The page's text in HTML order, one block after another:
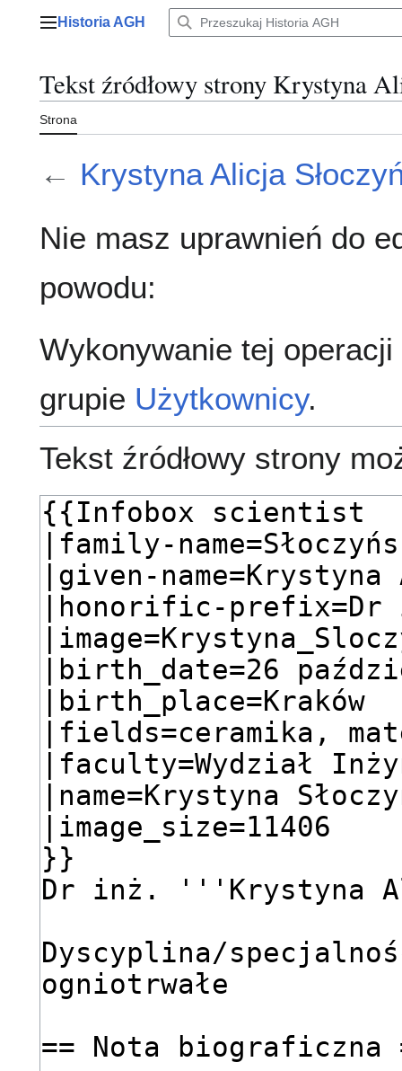
Menu główne
Historia AGH
Tekst źródłowy strony Krystyna
Strona
← Krystyna Alicja
Nie masz uprawnień do
powodu:
Wykonywanie tej
grupie Użytkownicy.
Tekst źródłowy strony